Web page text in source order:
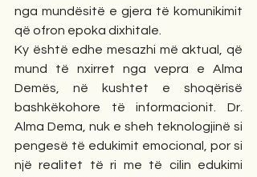
nga mundësitë e gjera të komunikimit
që ofron epoka dixhitale.
Ky është edhe mesazhi më aktual, që
mund të nxirret nga vepra e Alma
Demës, në kushtet e shoqërisë
bashkëkohore të informacionit. Dr.
Alma Dema, nuk e sheh teknologjinë si
pengesë të edukimit emocional, por si
një realitet të ri me të cilin edukimi